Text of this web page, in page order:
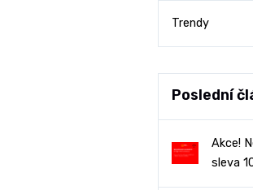
Trendy
Poslední
Akce!
sleva